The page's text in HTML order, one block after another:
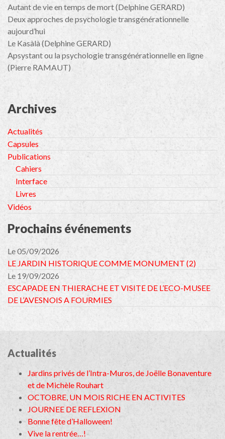
Autant de vie en temps de mort (Delphine GERARD)
Deux approches de psychologie transgénérationnelle
aujourd’hui
Le Kasàlà (Delphine GERARD)
Apsystant ou la psychologie transgénérationnelle en ligne
(Pierre RAMAUT)
Archives
Actualités
Capsules
Publications
Cahiers
Interface
Livres
Vidéos
Prochains événements
Le 05/09/2026
LE JARDIN HISTORIQUE COMME MONUMENT (2)
Le 19/09/2026
ESCAPADE EN THIERACHE ET VISITE DE L’ECO-MUSEE
DE L’AVESNOIS A FOURMIES
Actualités
Jardins privés de l’Intra-Muros, de Joëlle Bonaventure
et de Michèle Rouhart
OCTOBRE, UN MOIS RICHE EN ACTIVITES
JOURNEE DE REFLEXION
Bonne fête d’Halloween!
Vive la rentrée…!